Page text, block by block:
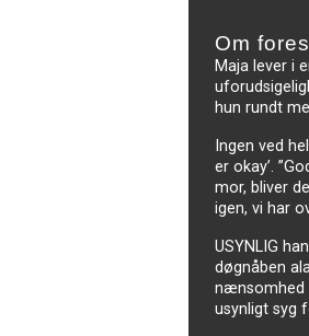
Om
Maja lever i
hun rundt
Ingen ved
er okay’.
mor, bliver
igen, vi har
USYNLIG
døgnåben
nænsomhed
usynligt syg